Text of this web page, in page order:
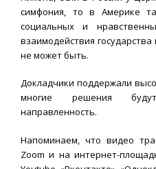
симфония, то в Америке
социальных и
взаимодействия
не может быть.
Докладчики поддержали
многие решения
направленность.
Напоминаем, что видео
Zoom и на интернет-